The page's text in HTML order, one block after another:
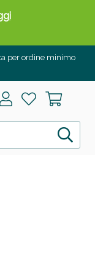
per ordine minimo